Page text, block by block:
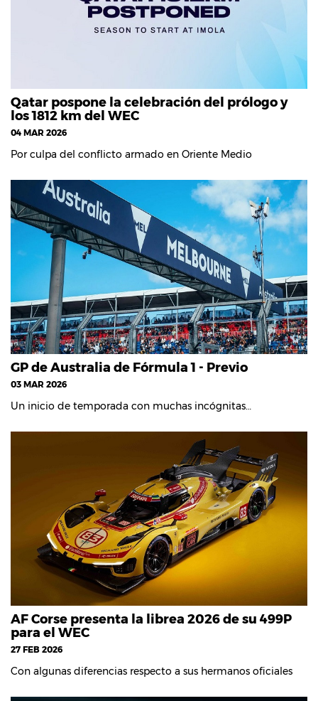
Qatar pospone la celebración del prólogo y
los 1812 km del WEC
04 MAR 2026
Por culpa del conflicto armado en Oriente Medio
GP de Australia de Fórmula 1 - Previo
03 MAR 2026
Un inicio de temporada con muchas incógnitas…
AF Corse presenta la librea 2026 de su 499P
para el WEC
27 FEB 2026
Con algunas diferencias respecto a sus hermanos oficiales